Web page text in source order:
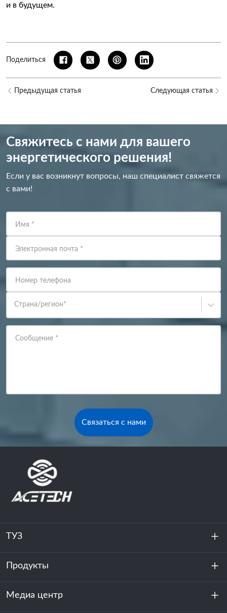
и в будущем.
Поделиться
Предыдущая статья Следующая статья
Свяжитесь с нами для вашего
энергетического решения!
Если у вас возникнут вопросы, наш специалист свяжется
с вами!
Имя *
Электронная почта *
Номер телефона
Страна/регион*
Сообщение *
Связаться с нами
ТУЗ
О нас
устойчивость
Продукты
Хранение энергии
Медиа центр